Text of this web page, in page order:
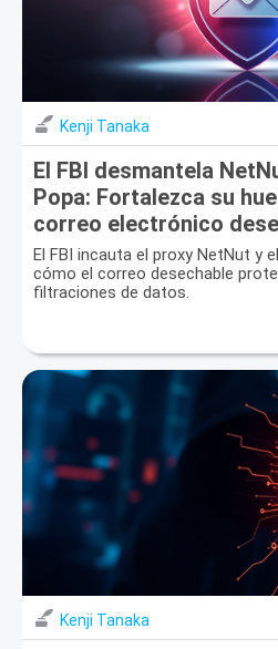
Kenji Tanaka
El FBI desmantela
Popa: Fortalezca su
correo electrónico
El FBI incauta el proxy NetNut y
cómo el correo desechable
filtraciones de datos.
Kenji Tanaka